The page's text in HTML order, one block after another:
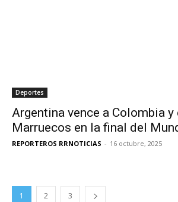
Deportes
Argentina vence a Colombia y
Marruecos en la final del
REPORTEROS RRNOTICIAS - 16 octubre, 2025
1 2 3